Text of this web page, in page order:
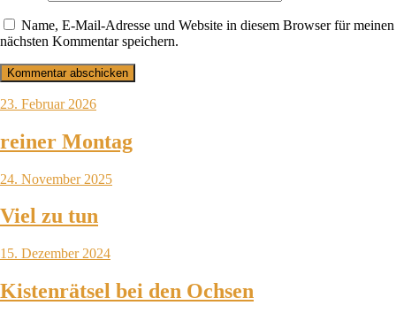
Name, E-Mail-Adresse und Website in diesem Browser für meinen
nächsten Kommentar speichern.
23. Februar 2026
reiner Montag
24. November 2025
Viel zu tun
15. Dezember 2024
Kistenrätsel bei den Ochsen